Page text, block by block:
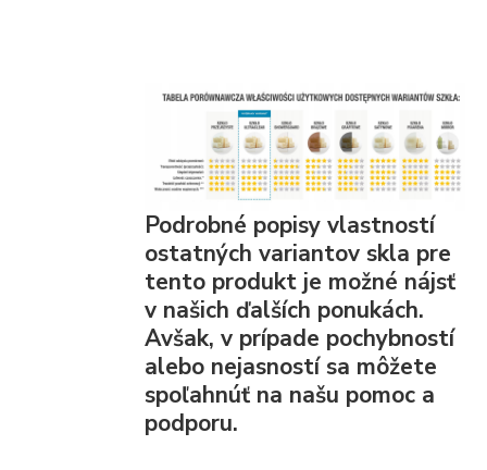
Podrobné popisy vlastností
ostatných variantov skla pre
tento produkt je možné nájsť
v našich ďalších ponukách.
Avšak, v prípade pochybností
alebo nejasností sa môžete
spoľahnúť na našu pomoc a
podporu.